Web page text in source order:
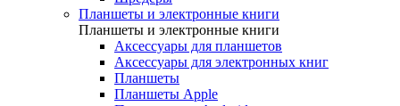
Планшеты и электронные книги
Планшеты и электронные книги
Аксессуары для планшетов
Аксессуары для электронных книг
Планшеты
Планшеты Apple